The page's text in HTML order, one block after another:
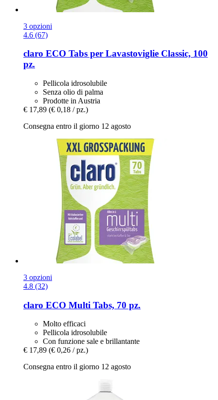
3 opzioni
4.6 (67)
claro ECO Tabs per Lavastoviglie Classic, 100
pz.
Pellicola idrosolubile
Senza olio di palma
Prodotte in Austria
€ 17,89 (€ 0,18 / pz.)
Consegna entro il giorno 12 agosto
3 opzioni
4.8 (32)
claro ECO Multi Tabs, 70 pz.
Molto efficaci
Pellicola idrosolubile
Con funzione sale e brillantante
€ 17,89 (€ 0,26 / pz.)
Consegna entro il giorno 12 agosto